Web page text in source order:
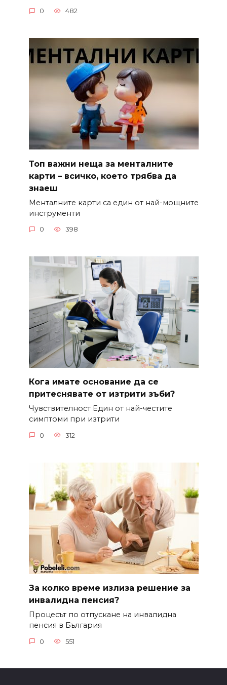
0 482
Топ важни неща за менталните
карти – всичко, което трябва да
знаеш
Менталните карти са един от най-мощните
инструменти
0 398
Кога имате основание да се
притеснявате от изтрити зъби?
Чувствителност Един от най-честите
симптоми при изтрити
0 312
За колко време излиза решение за
инвалидна пенсия?
Процесът по отпускане на инвалидна
пенсия в България
0 551